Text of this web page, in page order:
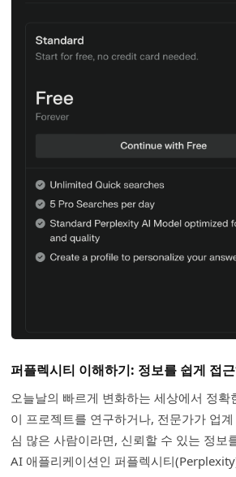
퍼플렉시티 이해하기: 정보를 쉽게 접
오늘날의 빠르게 변화하는 세상에서 정
이 프로젝트를 연구하거나, 전문가가 업
심 많은 사람이라면, 신뢰할 수 있는 정보
AI 애플리케이션인 퍼플렉시티